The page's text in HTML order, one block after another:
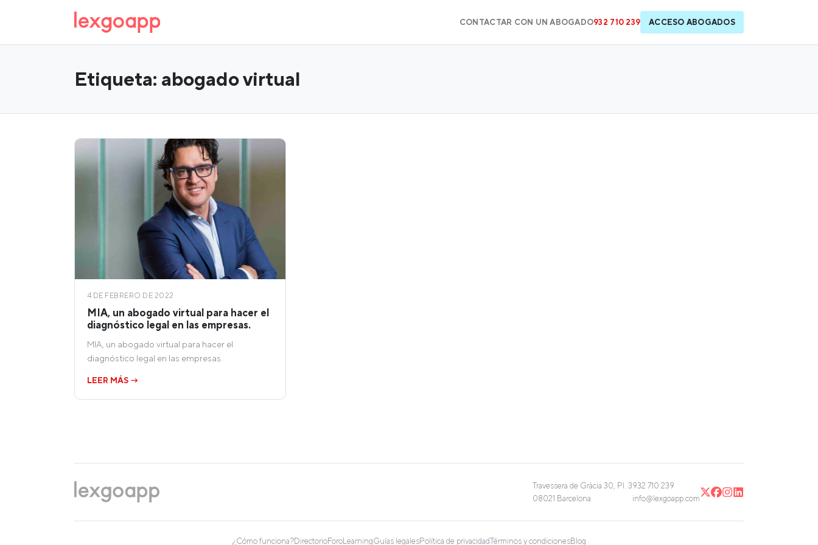
CONTACTAR CON UN ABOGADO932 710 239 ACCESO ABOGADOS
Etiqueta: abogado virtual
4 DE FEBRERO DE 2022
MIA, un abogado virtual para hacer el
diagnóstico legal en las empresas.
MIA, un abogado virtual para hacer el
diagnóstico legal en las empresas.
LEER MÁS →
Travessera de Gràcia 30, Pl. 3
08021 Barcelona
932 710 239
info@lexgoapp.com
¿Cómo funciona?DirectorioForoLearningGuías legalesPolítica de privacidadTérminos y condicionesBlog